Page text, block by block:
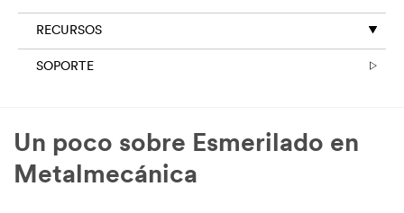
RECURSOS
SOPORTE
Un poco sobre Esmerilado en
Metalmecánica